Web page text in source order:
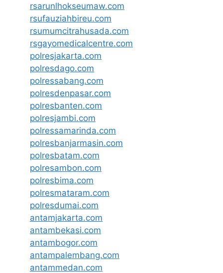
rsarunlhokseumaw.com
rsufauziahbireu.com
rsumumcitrahusada.com
rsgayomedicalcentre.com
polresjakarta.com
polresdago.com
polressabang.com
polresdenpasar.com
polresbanten.com
polresjambi.com
polressamarinda.com
polresbanjarmasin.com
polresbatam.com
polresambon.com
polresbima.com
polresmataram.com
polresdumai.com
antamjakarta.com
antambekasi.com
antambogor.com
antampalembang.com
antammedan.com